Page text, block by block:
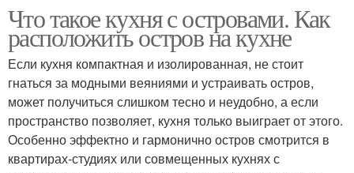
Что такое кухня с островами. Как
расположить остров на кухне
Если кухня компактная и изолированная, не стоит
гнаться за модными веяниями и устраивать остров,
может получиться слишком тесно и неудобно, а если
пространство позволяет, кухня только выиграет от этого.
Особенно эффектно и гармонично остров смотрится в
квартирах-студиях или совмещенных кухнях с